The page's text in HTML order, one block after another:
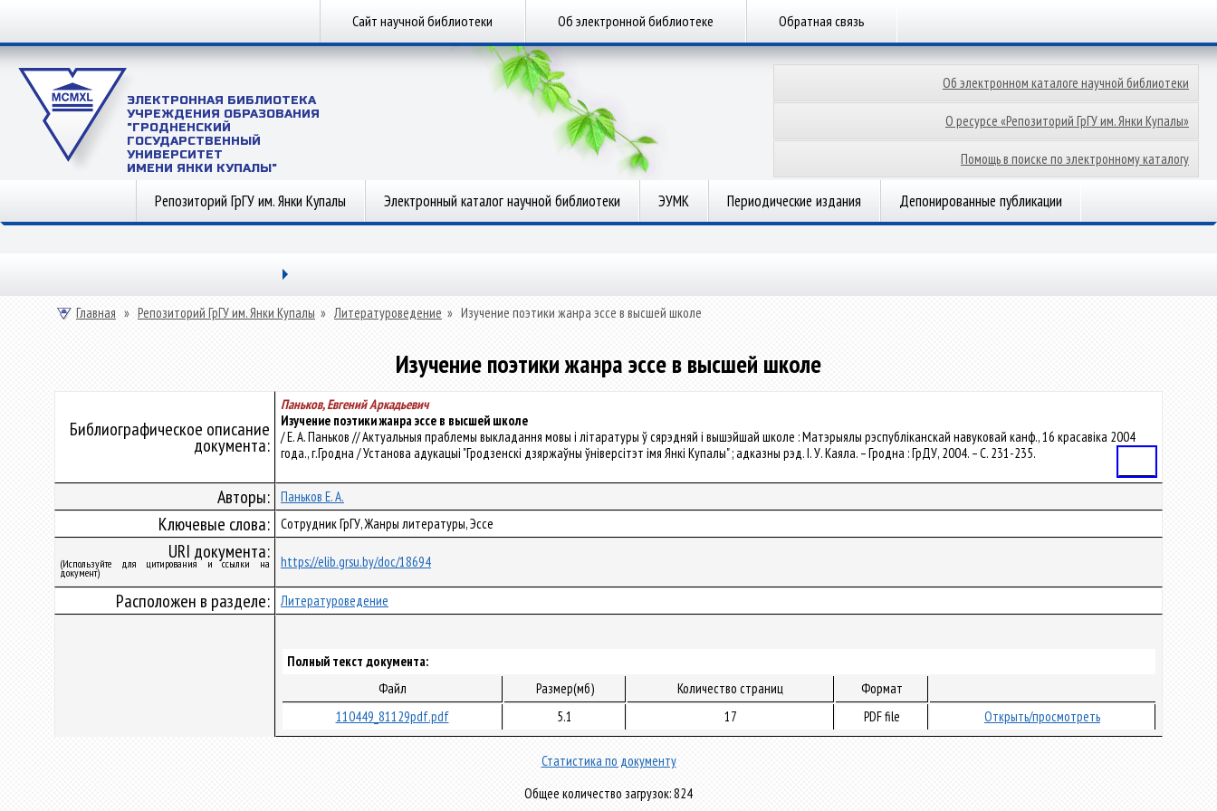
Сайт научной библиотеки Об электронной библиотеке Обратная связь
ЭЛЕКТРОННАЯ БИБЛИОТЕКА
УЧРЕЖДЕНИЯ ОБРАЗОВАНИЯ
"ГРОДНЕНСКИЙ
ГОСУДАРСТВЕННЫЙ
УНИВЕРСИТЕТ
ИМЕНИ ЯНКИ КУПАЛЫ"
Об электронном каталоге научной библиотеки
О ресурсе «Репозиторий ГрГУ им. Янки Купалы»
Помощь в поиске по электронному каталогу
Репозиторий ГрГУ им. Янки Купалы Электронный каталог научной библиотеки ЭУМК Периодические издания Депонированные публикации
Главная » Репозиторий ГрГУ им. Янки Купалы » Литературоведение » Изучение поэтики жанра эссе в высшей школе
Изучение поэтики жанра эссе в высшей школе
Библиографическое описание
документа:
Паньков, Евгений Аркадьевич
Изучение поэтики жанра эссе в высшей школе
/ Е. А. Паньков // Актуальныя праблемы выкладання мовы і літаратуры ў сярэдняй і вышэйшай школе : Матэрыялы рэспубліканскай навуковай канф., 16 красавіка 2004
года., г.Гродна / Установа адукацыі "Гродзенскі дзяржаўны ўніверсітэт імя Янкі Купалы" ; адказны рэд. І. У. Каяла. – Гродна : ГрДУ, 2004. – С. 231-235.
Авторы: Паньков Е. А.
Ключевые слова: Сотрудник ГрГУ, Жанры литературы, Эссе
URI документа:
(Используйте для цитирования и ссылки на
документ)
https://elib.grsu.by/doc/18694
Расположен в разделе: Литературоведение
Полный текст документа:
Файл
Размер(мб) Количество страниц
Формат
110449_81129pdf.pdf
5.1 17 PDF file Открыть/просмотреть
Статистика по документу
Общее количество загрузок: 824